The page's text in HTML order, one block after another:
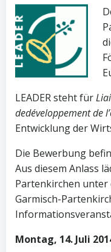
LEADER steht für
dedéveloppement de
Entwicklung der
Die Bewerbung
Aus diesem Anlass
Partenkirchen unter
Garmisch-
Montag, 14. Juli